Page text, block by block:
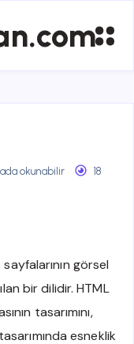
okunabilir 18
görsel
bir dilidir. HTML
tasarımını,
esneklik